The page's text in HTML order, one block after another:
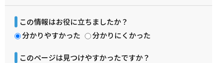
この情報はお役に立ちましたか？
分かりやすかった
分かりにくかった
このページは見つけやすかったですか？